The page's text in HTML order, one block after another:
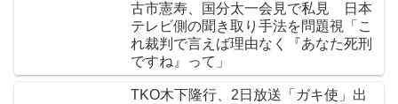
古市憲寿、国分太一会見で私見 日本
テレビ側の聞き取り手法を問題視「こ
れ裁判で言えば理由なく『あなた死刑
ですね』って」
TKO木下隆行、2日放送「ガキ使」出